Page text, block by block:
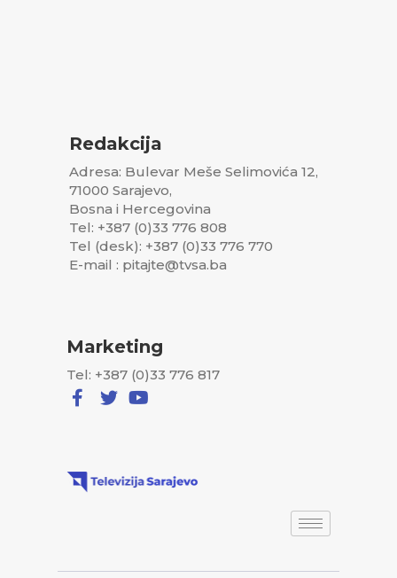
Redakcija
Adresa: Bulevar Meše Selimovića 12,
71000 Sarajevo,
Bosna i Hercegovina
Tel: +387 (0)33 776 808
Tel (desk): +387 (0)33 776 770
E-mail : pitajte@tvsa.ba
Marketing
Tel: +387 (0)33 776 817